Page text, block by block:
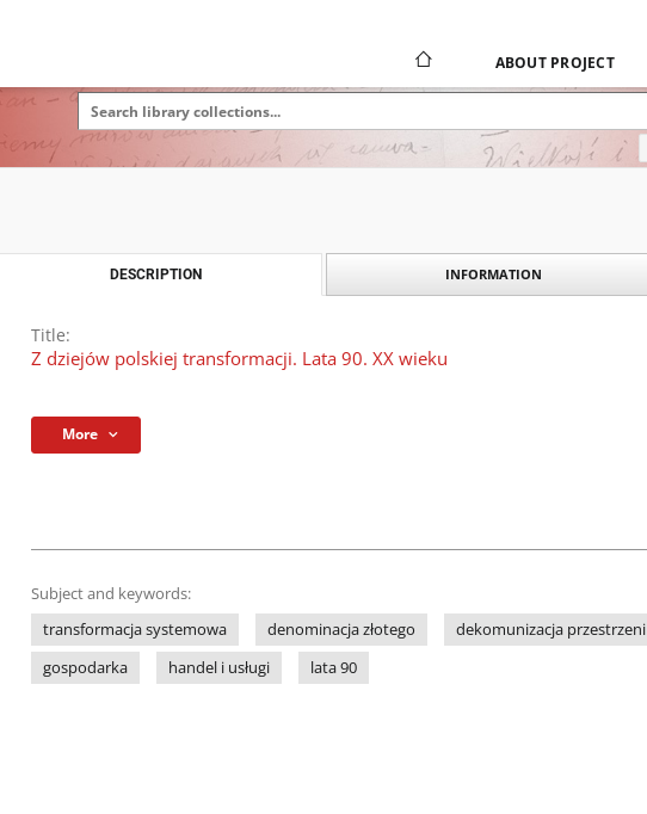
ABOUT PROJECT
DESCRIPTION INFORMATION
Title:
Z dziejów polskiej transformacji. Lata 90. XX wieku
More
Subject and keywords:
transformacja systemowa
denominacja złotego dekomunizacja przestrzeni
gospodarka
handel i usługi lata 90